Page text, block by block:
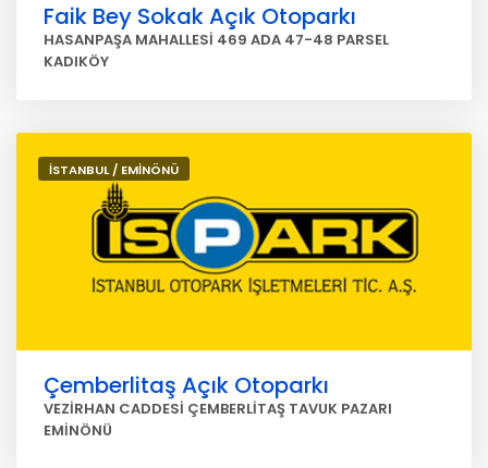
Faik Bey Sokak Açık Otoparkı
HASANPAŞA MAHALLESİ 469 ADA 47-48 PARSEL
KADIKÖY
İSTANBUL / EMİNÖNÜ
Çemberlitaş Açık Otoparkı
VEZİRHAN CADDESİ ÇEMBERLİTAŞ TAVUK PAZARI
EMİNÖNÜ